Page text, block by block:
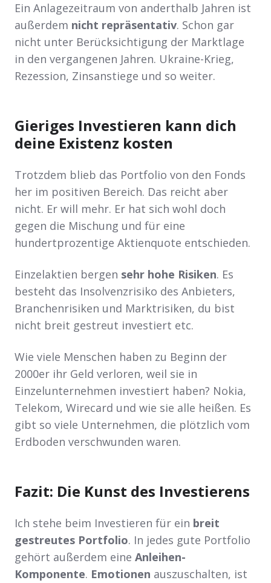
Ein Anlagezeitraum von anderthalb Jahren ist
außerdem nicht repräsentativ. Schon gar
nicht unter Berücksichtigung der Marktlage
in den vergangenen Jahren. Ukraine-Krieg,
Rezession, Zinsanstiege und so weiter.
Gieriges Investieren kann dich
deine Existenz kosten
Trotzdem blieb das Portfolio von den Fonds
her im positiven Bereich. Das reicht aber
nicht. Er will mehr. Er hat sich wohl doch
gegen die Mischung und für eine
hundertprozentige Aktienquote entschieden.
Einzelaktien bergen sehr hohe Risiken. Es
besteht das Insolvenzrisiko des Anbieters,
Branchenrisiken und Marktrisiken, du bist
nicht breit gestreut investiert etc.
Wie viele Menschen haben zu Beginn der
2000er ihr Geld verloren, weil sie in
Einzelunternehmen investiert haben? Nokia,
Telekom, Wirecard und wie sie alle heißen. Es
gibt so viele Unternehmen, die plötzlich vom
Erdboden verschwunden waren.
Fazit: Die Kunst des Investierens
Ich stehe beim Investieren für ein breit
gestreutes Portfolio. In jedes gute Portfolio
gehört außerdem eine Anleihen-
Komponente. Emotionen auszuschalten, ist